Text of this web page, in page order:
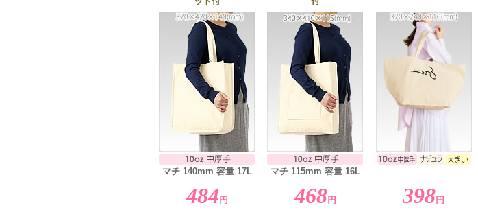
マチ 140mm 容量 17L マチ 115mm 容量 16L
484 円 468 円 398 円